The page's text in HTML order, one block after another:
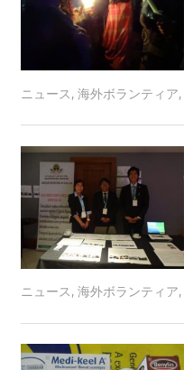
ニュース, 海外ボランティア,
ニュース, 海外ボランティア,